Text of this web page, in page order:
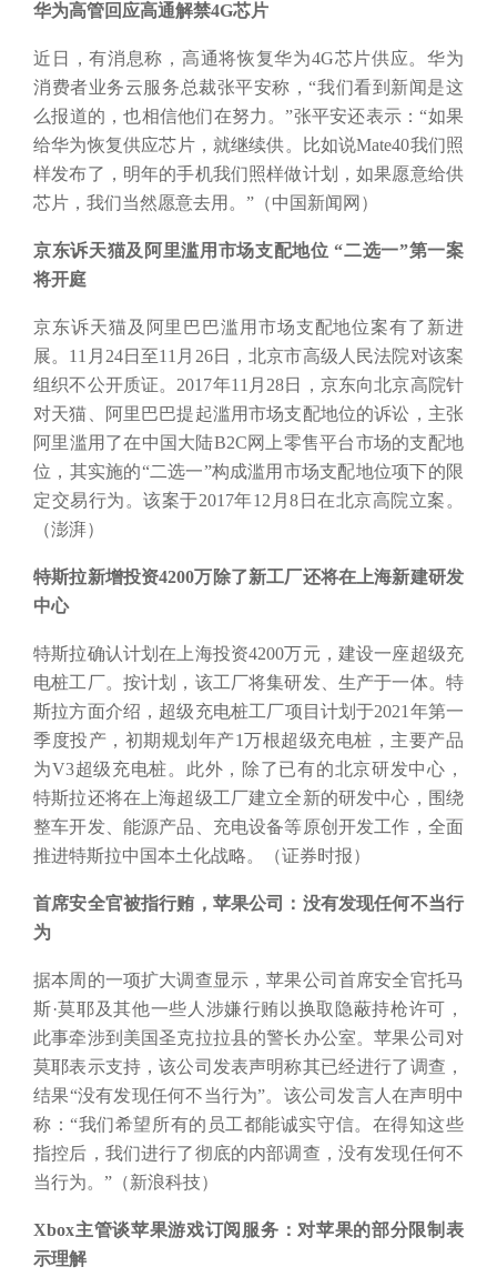
华为高管回应高通解禁4G芯片
近日，有消息称，高通将恢复华为4G芯片供应。华为
消费者业务云服务总裁张平安称，“我们看到新闻是这
么报道的，也相信他们在努力。”张平安还表示：“如果
给华为恢复供应芯片，就继续供。比如说Mate40我们照
样发布了，明年的手机我们照样做计划，如果愿意给供
芯片，我们当然愿意去用。”（中国新闻网）
京东诉天猫及阿里滥用市场支配地位 “二选一”第一案
将开庭
京东诉天猫及阿里巴巴滥用市场支配地位案有了新进
展。 11月24日至11月26日，北京市高级人民法院对该案
组织不公开质证。2017年11月28日，京东向北京高院针
对天猫、阿里巴巴提起滥用市场支配地位的诉讼，主张
阿里滥用了在中国大陆B2C网上零售平台市场的支配地
位，其实施的“二选一”构成滥用市场支配地位项下的限
定交易行为。该案于2017年12月8日在北京高院立案。
（澎湃）
特斯拉新增投资4200万除了新工厂还将在上海新建研发
中心
特斯拉确认计划在上海投资4200万元，建设一座超级充
电桩工厂。按计划，该工厂将集研发、生产于一体。特
斯拉方面介绍，超级充电桩工厂项目计划于2021年第一
季度投产，初期规划年产1万根超级充电桩，主要产品
为V3超级充电桩。此外，除了已有的北京研发中心，
特斯拉还将在上海超级工厂建立全新的研发中心，围绕
整车开发、能源产品、充电设备等原创开发工作，全面
推进特斯拉中国本土化战略。（证券时报）
首席安全官被指行贿，苹果公司：没有发现任何不当行
为
据本周的一项扩大调查显示，苹果公司首席安全官托马
斯·莫耶及其他一些人涉嫌行贿以换取隐蔽持枪许可，
此事牵涉到美国圣克拉拉县的警长办公室。苹果公司对
莫耶表示支持，该公司发表声明称其已经进行了调查，
结果“没有发现任何不当行为”。该公司发言人在声明中
称：“我们希望所有的员工都能诚实守信。在得知这些
指控后，我们进行了彻底的内部调查，没有发现任何不
当行为。”（新浪科技）
Xbox主管谈苹果游戏订阅服务：对苹果的部分限制表
示理解